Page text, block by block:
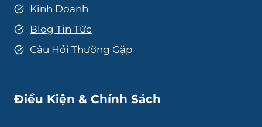
Kinh Doanh
Blog Tin Tức
Câu Hỏi Thường Gặp
Điều Kiện & Chính Sách